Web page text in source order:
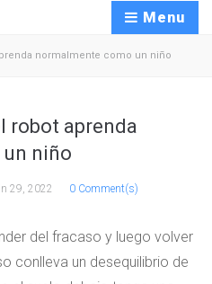
Menu
normalmente como un niño
robot aprenda
niño
29, 2022 0 Comment(s)
del fracaso y luego volver
conlleva un desequilibrio de